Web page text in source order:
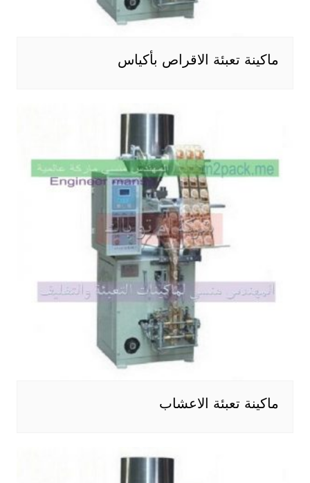
ماكينة تعبئة الاقراص بأكياس
ماكينة تعبئة الاعشاب